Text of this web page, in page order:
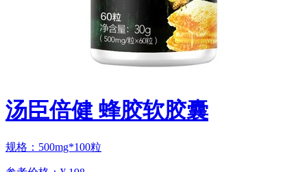
汤臣倍健 蜂胶软胶囊
规格：500mg*100粒